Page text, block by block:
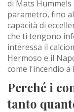
di Mats Hummels
parametro, fino
capacità di
che ti tengono
interessa il
Hermoso e il
come l'incendio
Perché i
tanto